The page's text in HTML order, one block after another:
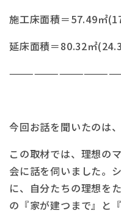
施工床面積＝57.49㎡
延床面積＝80.32㎡
今回お話を聞いたのは
この取材では、理想の
会に話を伺いました。
に、自分たちの理想を
の『家が建つまで』と